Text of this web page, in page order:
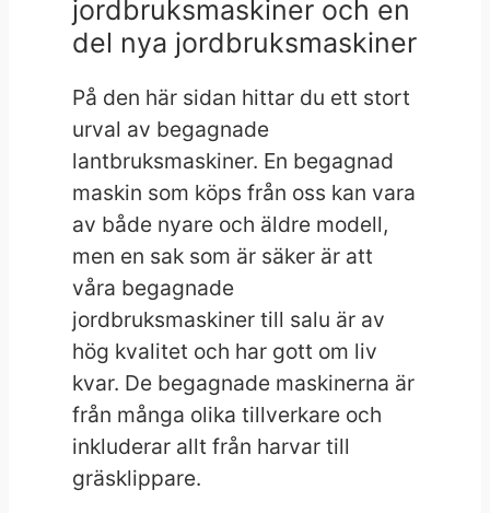
jordbruksmaskiner och en
del nya jordbruksmaskiner
På den här sidan hittar du ett stort
urval av begagnade
lantbruksmaskiner. En begagnad
maskin som köps från oss kan vara
av både nyare och äldre modell,
men en sak som är säker är att
våra begagnade
jordbruksmaskiner till salu är av
hög kvalitet och har gott om liv
kvar. De begagnade maskinerna är
från många olika tillverkare och
inkluderar allt från harvar till
gräsklippare.